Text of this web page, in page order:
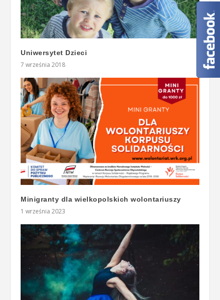
Uniwersytet Dzieci
7 września 2018
Minigranty dla wielkopolskich wolontariuszy
1 września 2023